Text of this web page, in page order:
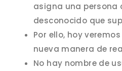
asigna una persona
desconocido que
Por ello, hoy
nueva manera de
No hay nombre de